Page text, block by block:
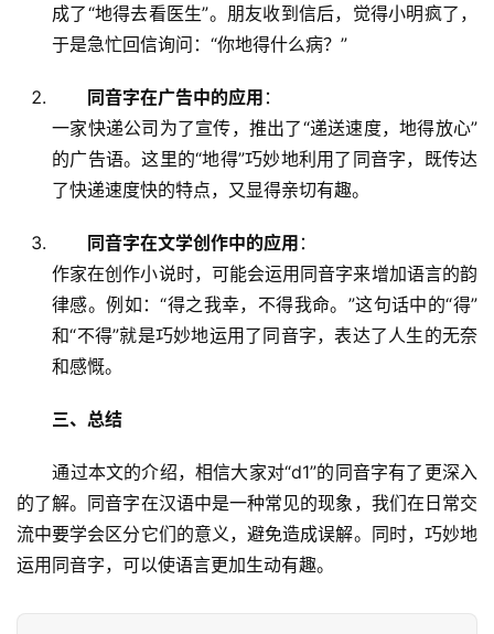
汉
字
成了“地得去看医生”。朋友收到信后，觉得小明疯了，
于是急忙回信询问：“你地得什么病？”
同音字在广告中的应用 ：
一家快递公司为了宣传，推出了“递送速度，地得放心”
的广告语。这里的“地得”巧妙地利用了同音字，既传达
了快递速度快的特点，又显得亲切有趣。
同音字在文学创作中的应用 ：
作家在创作小说时，可能会运用同音字来增加语言的韵
律感。例如：“得之我幸，不得我命。”这句话中的“得”
和“不得”就是巧妙地运用了同音字，表达了人生的无奈
和感慨。
三、总结
通过本文的介绍，相信大家对“d1”的同音字有了更深入
的了解。同音字在汉语中是一种常见的现象，我们在日常交
流中要学会区分它们的意义，避免造成误解。同时，巧妙地
运用同音字，可以使语言更加生动有趣。